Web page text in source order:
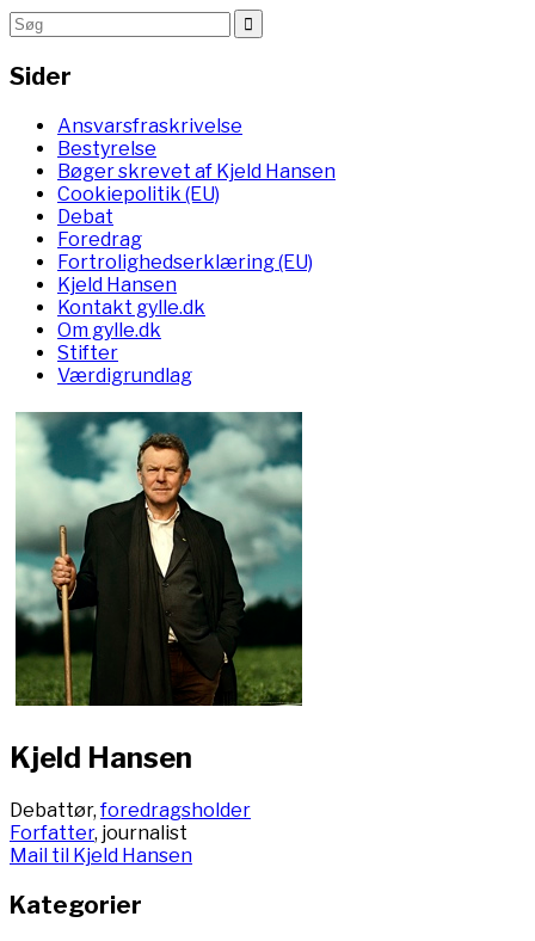
Sider
Ansvarsfraskrivelse
Bestyrelse
Bøger skrevet af Kjeld Hansen
Cookiepolitik (EU)
Debat
Foredrag
Fortrolighedserklæring (EU)
Kjeld Hansen
Kontakt gylle.dk
Om gylle.dk
Stifter
Værdigrundlag
Kjeld Hansen
Debattør,foredragsholder
Forfatter, journalist
Mail til Kjeld Hansen
Kategorier